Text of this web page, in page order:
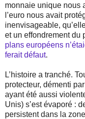
monnaie unique nous
l’euro nous avait
inenvisageable,
et un effondrement du
plans européens
ferait défaut.
L’histoire a tranché.
protecteur, démenti
ayant été aussi
Unis) s’est évaporé :
persistent dans la